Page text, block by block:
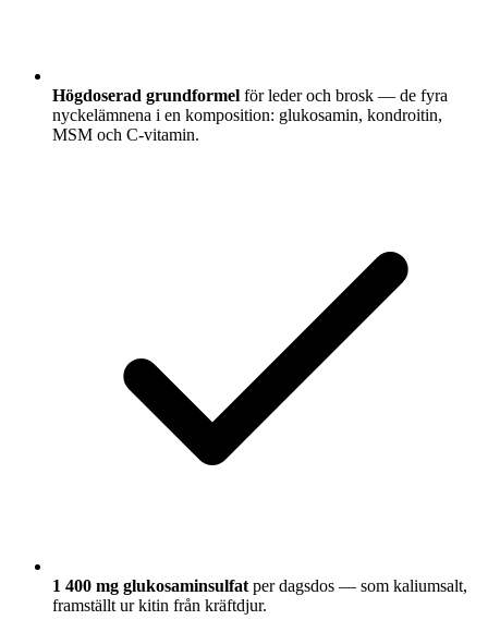
Högdoserad grundformel för leder och brosk — de fyra
nyckelämnena i en komposition: glukosamin, kondroitin,
MSM och C-vitamin.
1 400 mg glukosaminsulfat per dagsdos — som kaliumsalt,
framställt ur kitin från kräftdjur.